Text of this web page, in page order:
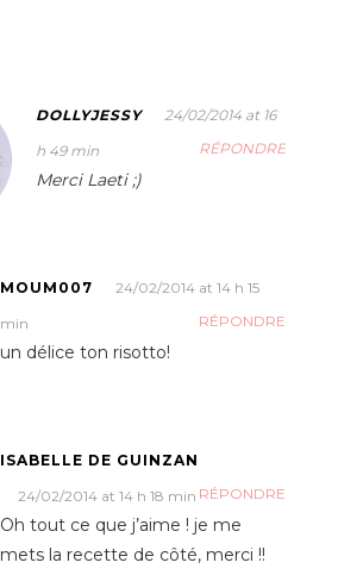
DOLLYJESSY
24/02/2014 at 16
h 49 min
RÉPONDRE
Merci Laeti ;)
MOUM007
24/02/2014 at 14 h 15
min
RÉPONDRE
un délice ton risotto!
ISABELLE DE GUINZAN
24/02/2014 at 14 h 18 min RÉPONDRE
Oh tout ce que j’aime ! je me
mets la recette de côté, merci !!